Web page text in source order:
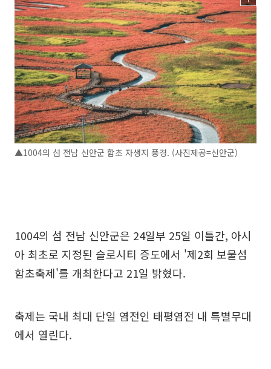
▲1004의 섬 전남 신안군 함초 자생지 풍경. (사진제공=신안군)
1004의 섬 전남 신안군은 24일부 25일 이틀간, 아시
아 최초로 지정된 슬로시티 증도에서 '제2회 보물섬
함초축제'를 개최한다고 21일 밝혔다.
축제는 국내 최대 단일 염전인 태평염전 내 특별무대
에서 열린다.